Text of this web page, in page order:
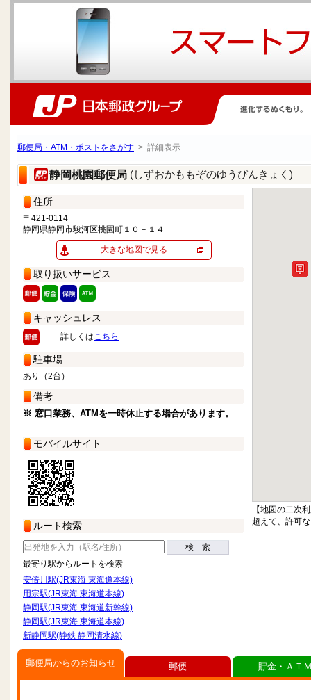
郵便局・ATM・ポストをさがす > 詳細表示
静岡桃園郵便局 (しずおかももぞのゆうびんきょく)
住所
〒421-0114
静岡県静岡市駿河区桃園町１０－１４
大きな地図で見る
取り扱いサービス
キャッシュレス
詳しくはこちら
駐車場
あり（2台）
備考
※ 窓口業務、ATMを一時休止する場合があります。
モバイルサイト
ルート検索
検 索
最寄り駅からルートを検索
安倍川駅(JR東海 東海道本線)
用宗駅(JR東海 東海道本線)
静岡駅(JR東海 東海道新幹線)
静岡駅(JR東海 東海道本線)
新静岡駅(静鉄 静岡清水線)
【地図の二次
超えて、許可
郵便局からのお知らせ 郵便 貯金・ＡＴ